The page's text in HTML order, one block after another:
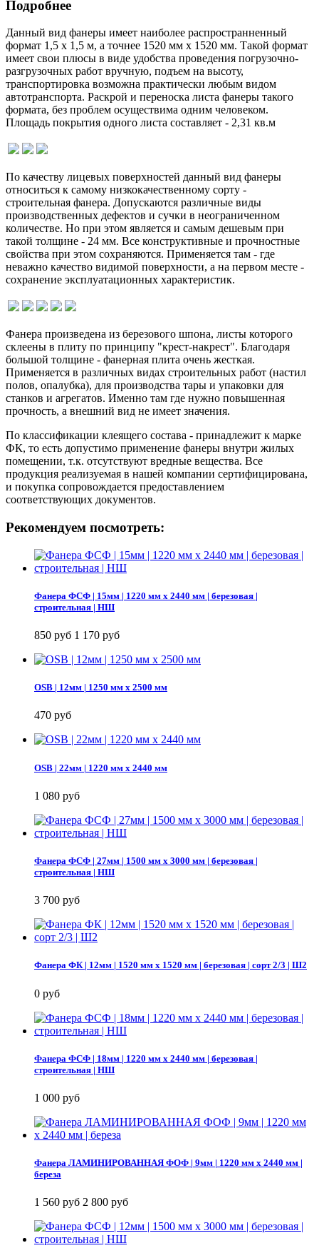
Подробнее
Данный вид фанеры имеет наиболее распространненный
формат 1,5 х 1,5 м, а точнее 1520 мм х 1520 мм. Такой формат
имеет свои плюсы в виде удобства проведения погрузочно-
разгрузочных работ вручную, подъем на высоту,
транспортировка возможна практически любым видом
автотранспорта. Раскрой и переноска листа фанеры такого
формата, без проблем осуществима одним человеком.
Площадь покрытия одного листа составляет - 2,31 кв.м
По качеству лицевых поверхностей данный вид фанеры
относиться к самому низкокачественному сорту -
строительная фанера. Допускаются различные виды
производственных дефектов и сучки в неограниченном
количестве. Но при этом является и самым дешевым при
такой толщине - 24 мм. Все конструктивные и прочностные
свойства при этом сохраняются. Применяется там - где
неважно качество видимой поверхности, а на первом месте -
сохранение эксплуатационных характеристик.
Фанера произведена из березового шпона, листы которого
склеены в плиту по принципу "крест-накрест". Благодаря
большой толщине - фанерная плита очень жесткая.
Применяется в различных видах строительных работ (настил
полов, опалубка), для производства тары и упаковки для
станков и агрегатов. Именно там где нужно повышенная
прочность, а внешний вид не имеет значения.
По классификации клеящего состава - принадлежит к марке
ФК, то есть допустимо применение фанеры внутри жилых
помещении, т.к. отсутствуют вредные вещества. Все
продукция реализуемая в нашей компании сертифицирована,
и покупка сопровождается предоставлением
соответствующих документов.
Рекомендуем посмотреть:
Фанера ФСФ | 15мм | 1220 мм х 2440 мм | березовая |
строительная | НШ
850 руб 1 170 руб
OSB | 12мм | 1250 мм х 2500 мм
470 руб
OSB | 22мм | 1220 мм х 2440 мм
1 080 руб
Фанера ФСФ | 27мм | 1500 мм х 3000 мм | березовая |
строительная | НШ
3 700 руб
Фанера ФК | 12мм | 1520 мм х 1520 мм | березовая | сорт 2/3 | Ш2
0 руб
Фанера ФСФ | 18мм | 1220 мм х 2440 мм | березовая |
строительная | НШ
1 000 руб
Фанера ЛАМИНИРОВАННАЯ ФОФ | 9мм | 1220 мм х 2440 мм |
береза
1 560 руб 2 800 руб